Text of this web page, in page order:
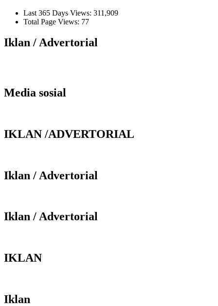
Last 365 Days Views: 311,909
Total Page Views: 77
Iklan / Advertorial
Media sosial
IKLAN /ADVERTORIAL
Iklan / Advertorial
Iklan / Advertorial
IKLAN
Iklan